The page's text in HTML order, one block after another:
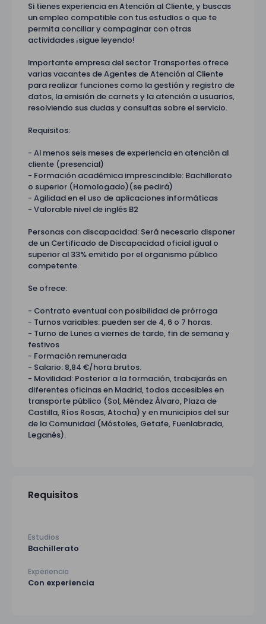
Si tienes experiencia en Atención al Cliente, y buscas
un empleo compatible con tus estudios o que te
permita conciliar y compaginar con otras
actividades ¡sigue leyendo!
Importante empresa del sector Transportes ofrece
varias vacantes de Agentes de Atención al Cliente
para realizar funciones como la gestión y registro de
datos, la emisión de carnets y la atención a usuarios,
resolviendo sus dudas y consultas sobre el servicio.
Requisitos:
- Al menos seis meses de experiencia en atención al
cliente (presencial)
- Formación académica imprescindible: Bachillerato
o superior (Homologado)(se pedirá)
- Agilidad en el uso de aplicaciones informáticas
- Valorable nivel de inglés B2
Personas con discapacidad: Será necesario disponer
de un Certificado de Discapacidad oficial igual o
superior al 33% emitido por el organismo público
competente.
Se ofrece:
- Contrato eventual con posibilidad de prórroga
- Turnos variables: pueden ser de 4, 6 o 7 horas.
- Turno de Lunes a viernes de tarde, fin de semana y
festivos
- Formación remunerada
- Salario: 8,84 €/hora brutos.
- Movilidad: Posterior a la formación, trabajarás en
diferentes oficinas en Madrid, todos accesibles en
transporte público (Sol, Méndez Álvaro, Plaza de
Castilla, Ríos Rosas, Atocha) y en municipios del sur
de la Comunidad (Móstoles, Getafe, Fuenlabrada,
Leganés).
Requisitos
Estudios
Bachillerato
Experiencia
Con experiencia